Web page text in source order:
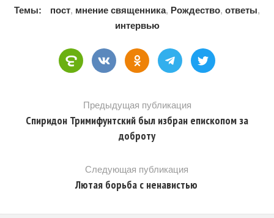
Темы: пост, мнение священника, Рождество, ответы,
интервью
Предыдущая публикация
Спиридон Тримифунтский был избран епископом за
доброту
Следующая публикация
Лютая борьба с ненавистью